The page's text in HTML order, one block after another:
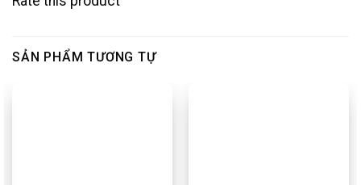
SẢN PHẨM TƯƠNG TỰ